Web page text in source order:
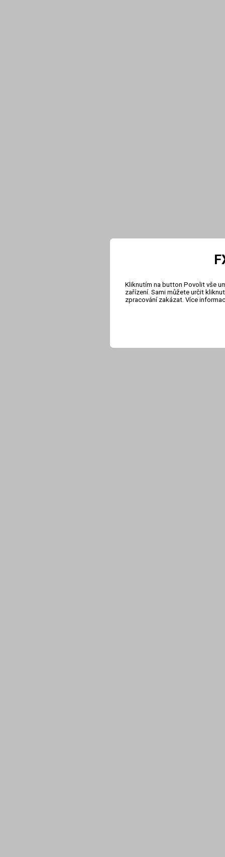
Kliknutím na button Povolit vše
zařízení. Sami můžete určit
zpracování zakázat. Více